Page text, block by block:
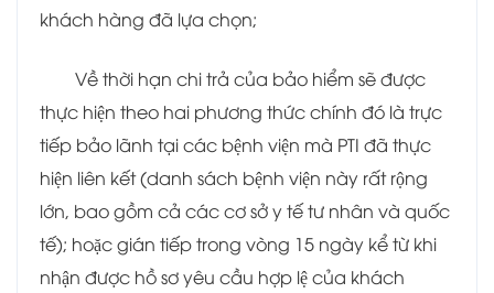
khách hàng đã lựa chọn;
Về thời hạn chi trả của bảo hiểm sẽ được
thực hiện theo hai phương thức chính đó là trực
tiếp bảo lãnh tại các bệnh viện mà PTI đã thực
hiện liên kết (danh sách bệnh viện này rất rộng
lớn, bao gồm cả các cơ sở y tế tư nhân và quốc
tế); hoặc gián tiếp trong vòng 15 ngày kể từ khi
nhận được hồ sơ yêu cầu hợp lệ của khách